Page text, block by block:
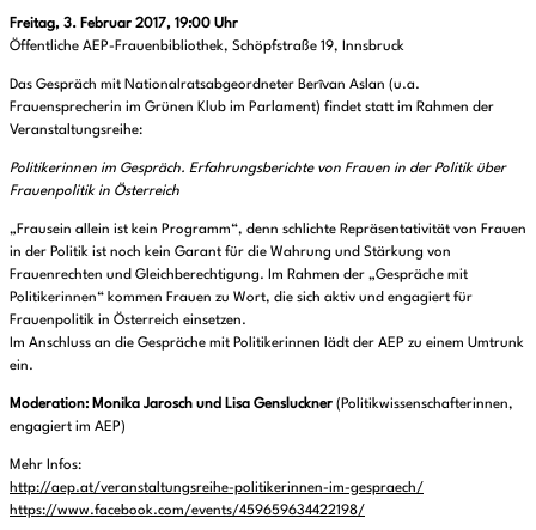
Freitag, 3. Februar 2017, 19:00 Uhr
Öffentliche AEP-Frauenbibliothek, Schöpfstraße 19, Innsbruck
Das Gespräch mit Nationalratsabgeordneter Berîvan Aslan (u.a.
Frauensprecherin im Grünen Klub im Parlament) findet statt im Rahmen der
Veranstaltungsreihe:
Politikerinnen im Gespräch. Erfahrungsberichte von Frauen in der Politik über
Frauenpolitik in Österreich
„Frausein allein ist kein Programm“, denn schlichte Repräsentativität von Frauen
in der Politik ist noch kein Garant für die Wahrung und Stärkung von
Frauenrechten und Gleichberechtigung. Im Rahmen der „Gespräche mit
Politikerinnen“ kommen Frauen zu Wort, die sich aktiv und engagiert für
Frauenpolitik in Österreich einsetzen.
Im Anschluss an die Gespräche mit Politikerinnen lädt der AEP zu einem Umtrunk
ein.
Moderation: Monika Jarosch und Lisa Gensluckner (Politikwissenschafterinnen,
engagiert im AEP)
Mehr Infos:
http://aep.at/veranstaltungsreihe-politikerinnen-im-gespraech/
https://www.facebook.com/events/459659634422198/